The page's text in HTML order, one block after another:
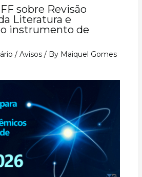
sobre Revisão
Literatura e
instrumento de
/ Avisos/ By Maiquel Gomes